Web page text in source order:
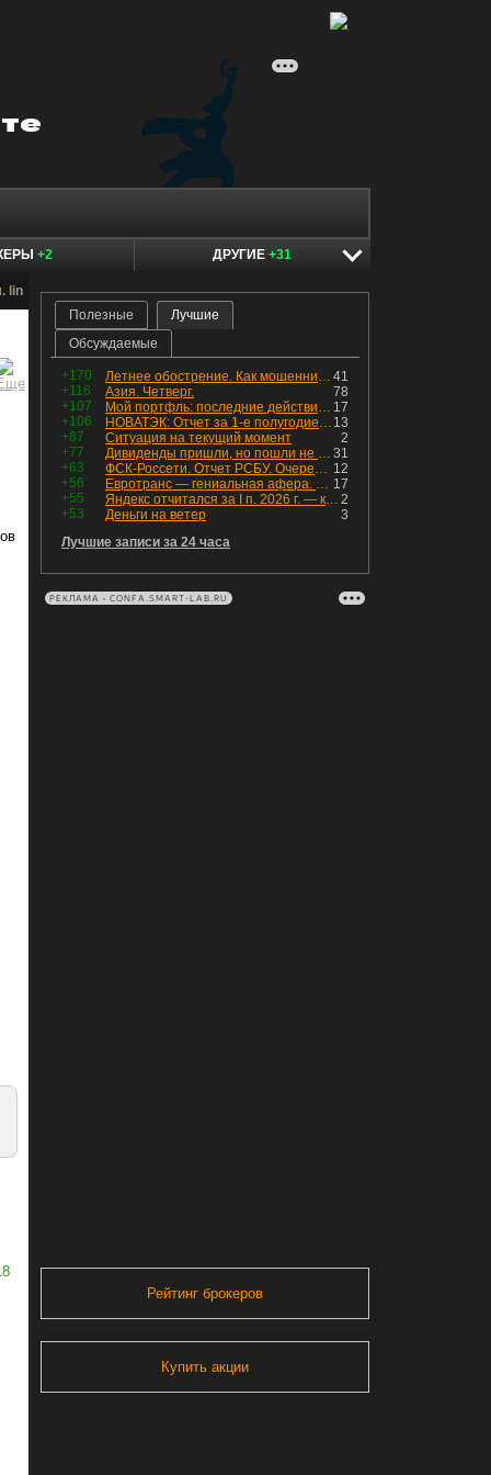
+2 ДРУГИЕ +31
lin
Полезные
Лучшие
Обсуждаемые
+170 41
Летнее обострение. Как мошенники пытаются подсунуть кнопку "БАБЛО" девушкам
+116
78
Азия. Четверг.
+107
17
Мой портфль: последние действия и текущая структура. Краткий комментарий по всем позициям
+106
13
НОВАТЭК: Отчет за 1-е полугодие 2026 - прибыль продолжает падать, но лучшее впереди, если не прилетит
+87
2
Ситуация на текущий момент
+77
31
Дивиденды пришли, но пошли не туда
+63
12
ФСК-Россети. Отчет РСБУ. Очередная допка - бомбовые новости в эфире
+56
17
Евротранс — гениальная афера. Собрал с инвесторов денег, выплатил дивидендов больше текущей капитализации и ушёл в дефолт
+55
2
Яндекс отчитался за I п. 2026 г. — компания увеличила инвестиции и долг. Buyback начал работать, продали Авто.Ру.
+53
3
Деньги на ветер
Лучшие записи за 24 часа
РЕКЛАМА • CONFA.SMART-LAB.RU
Рейтинг брокеров
Купить акции